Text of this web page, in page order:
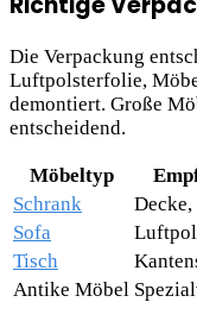
Die Verpackung
Luftpolsterfolie,
demontiert. Große
entscheidend.
Möbeltyp
Schrank
Decke,
Sofa
Tisch
Antike Möbel